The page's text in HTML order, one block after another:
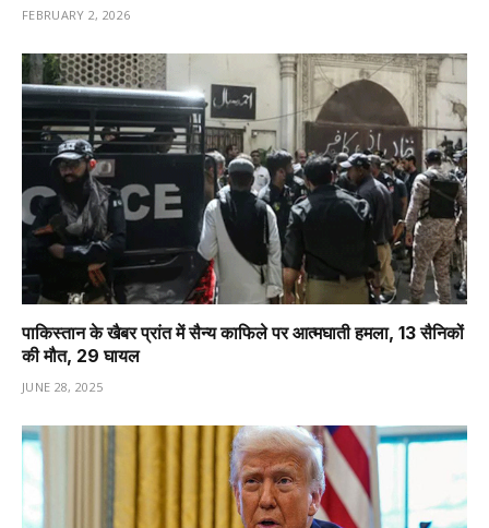
FEBRUARY 2, 2026
पाकिस्तान के खैबर प्रांत में सैन्य काफिले पर आत्मघाती हमला, 13 सैनिकों
की मौत, 29 घायल
JUNE 28, 2025